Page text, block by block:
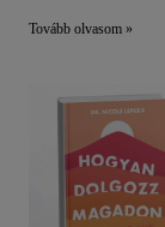
Tovább olvasom »